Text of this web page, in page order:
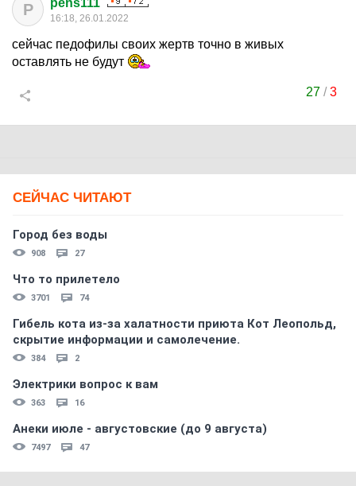
P pens111
16:18, 26.01.2022
сейчас педофилы своих жертв точно в живых
оставлять не будут
27 /3
СЕЙЧАС ЧИТАЮТ
Город без воды
908 27
Что то прилетело
3701 74
Гибель кота из-за халатности приюта Кот Леопольд,
скрытиe информации и самолечение.
384 2
Электрики вопрос к вам
363 16
Анеки июле - августовские (до 9 августа)
7497 47